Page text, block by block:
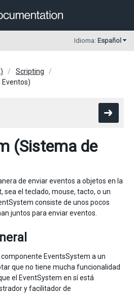
Idioma: Español
Scripting
(Sistema de
de enviar eventos a objetos en la
sea el teclado, mouse, tacto, o un
consiste de unos pocos
juntos para enviar eventos.
EventsSystem a un
que no tiene mucha funcionalidad
el EventSystem en sí está
y facilitador de